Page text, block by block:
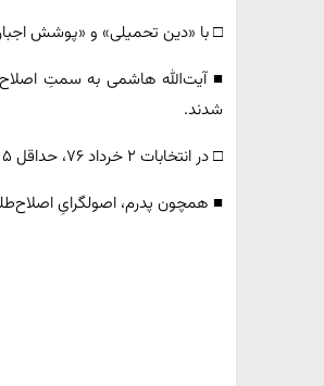
□ با «دین تحمیلی» و «پوشش
■ آیت‌الله هاشمی به سمتِ
شدند.
□ در انتخابات ۲ خرداد ۷۶، حداقل ۵ میلیون رأی برای خاتمی جمع کردم!
■ همچون پدرم، اصولگرایِ